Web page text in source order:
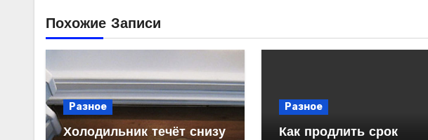
Похожие Записи
Разное
Холодильник течёт снизу
Разное
Как продлить срок